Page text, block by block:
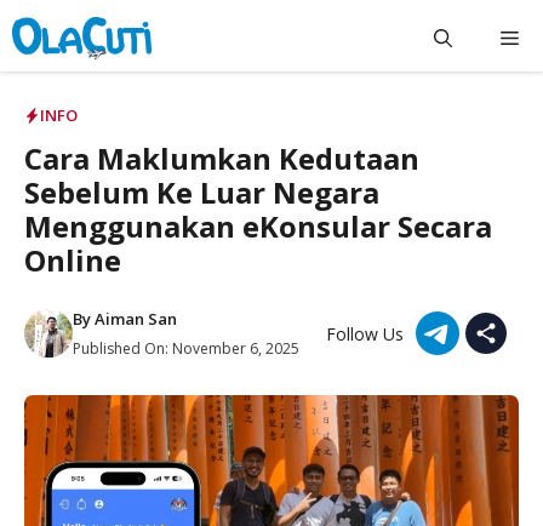
Skip
to
content
INFO
Cara Maklumkan Kedutaan
Sebelum Ke Luar Negara
Menggunakan eKonsular Secara
Online
ByAiman San
Published On: November 6, 2025
Follow Us